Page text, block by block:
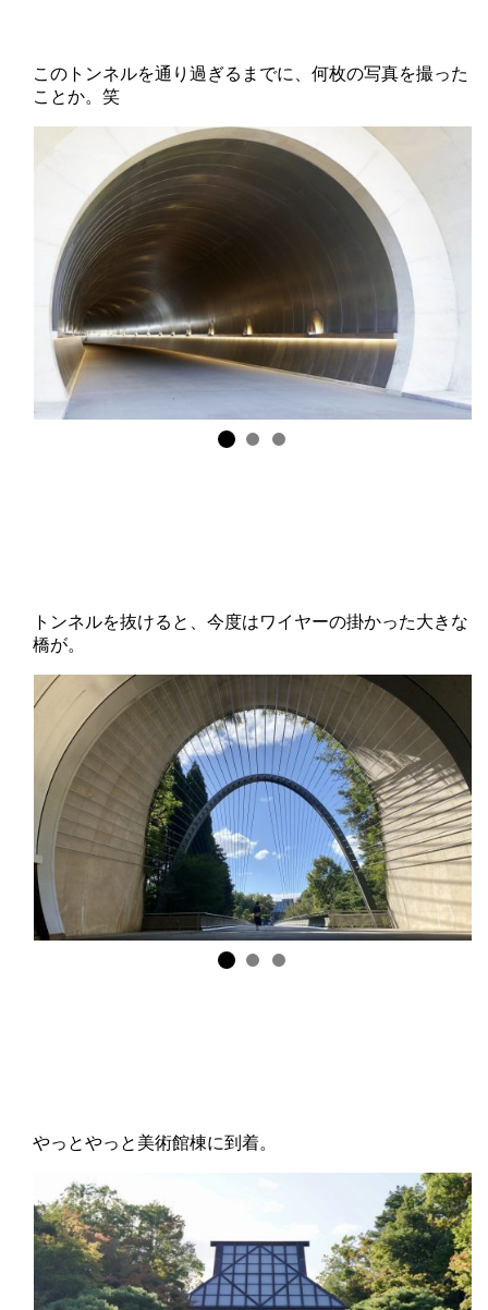
このトンネルを通り過ぎるまでに、何枚の写真を撮った
ことか。笑
トンネルを抜けると、今度はワイヤーの掛かった大きな
橋が。
やっとやっと美術館棟に到着。